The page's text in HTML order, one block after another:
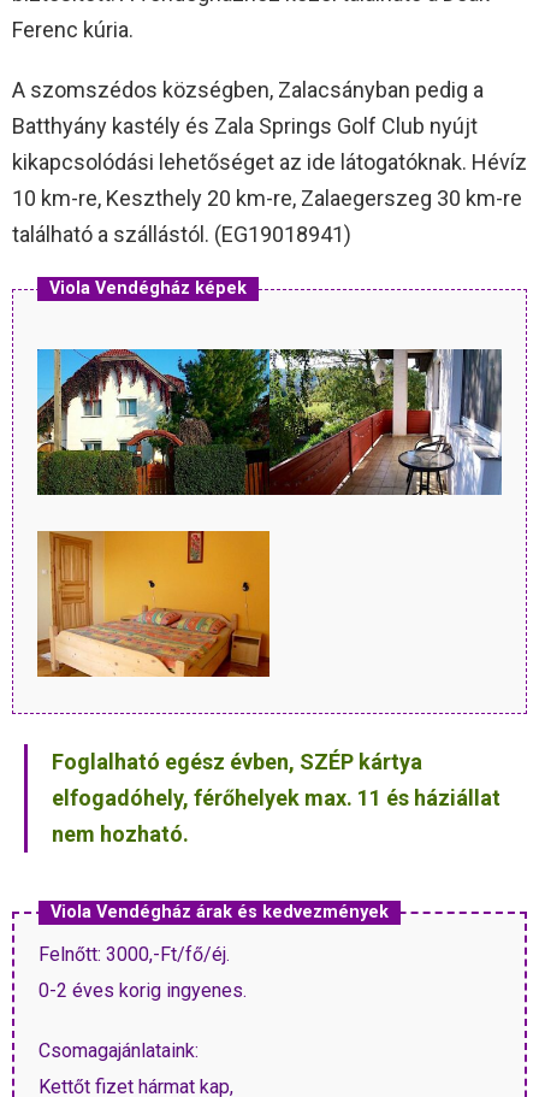
Ferenc kúria.
A szomszédos községben, Zalacsányban pedig a
Batthyány kastély és Zala Springs Golf Club nyújt
kikapcsolódási lehetőséget az ide látogatóknak. Hévíz
10 km-re, Keszthely 20 km-re, Zalaegerszeg 30 km-re
található a szállástól. (EG19018941)
Viola Vendégház képek
Foglalható egész évben, SZÉP kártya
elfogadóhely, férőhelyek max. 11 és háziállat
nem hozható.
Viola Vendégház árak és kedvezmények
Felnőtt: 3000,-Ft/fő/éj.
0-2 éves korig ingyenes.
Csomagajánlataink:
Kettőt fizet hármat kap,